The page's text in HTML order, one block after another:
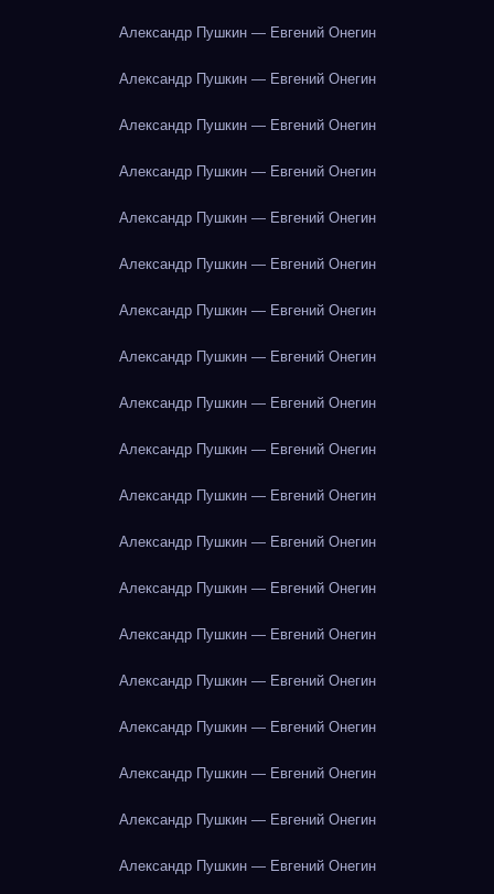
Александр Пушкин — Евгений Онегин
Александр Пушкин — Евгений Онегин
Александр Пушкин — Евгений Онегин
Александр Пушкин — Евгений Онегин
Александр Пушкин — Евгений Онегин
Александр Пушкин — Евгений Онегин
Александр Пушкин — Евгений Онегин
Александр Пушкин — Евгений Онегин
Александр Пушкин — Евгений Онегин
Александр Пушкин — Евгений Онегин
Александр Пушкин — Евгений Онегин
Александр Пушкин — Евгений Онегин
Александр Пушкин — Евгений Онегин
Александр Пушкин — Евгений Онегин
Александр Пушкин — Евгений Онегин
Александр Пушкин — Евгений Онегин
Александр Пушкин — Евгений Онегин
Александр Пушкин — Евгений Онегин
Александр Пушкин — Евгений Онегин